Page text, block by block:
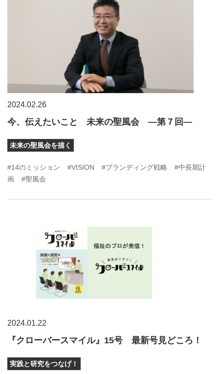
2024.02.26
今、伝えたいこと 未来の聖風会 ―第７回―
未来の聖風会を描く
#14のミッション #VISION #ブランディング戦略
#中長期計
画
#聖風会
2024.01.22
『クローバースマイル』15号 最新号見どころ！
実践と研究をつなげ！